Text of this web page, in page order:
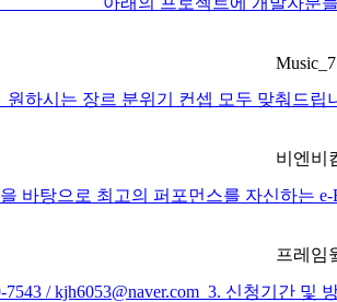
하시는 장르 분위기 컨셉 모두 맞춰드
비엔비
탕으로 최고의 퍼포먼스를 자신하는 e-
프레임
/ kjh6053@naver.com ​ 3. 신청기간 및